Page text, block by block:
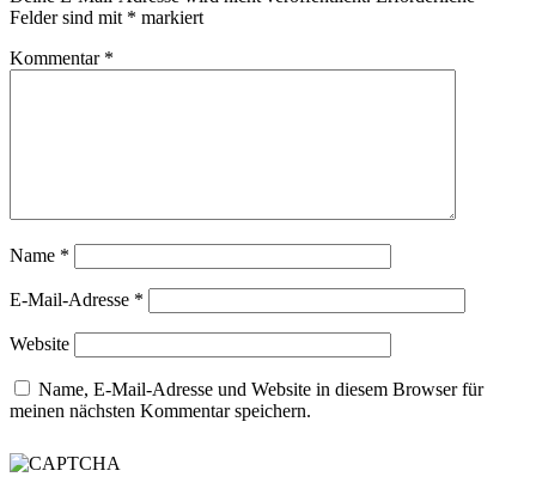
Felder sind mit * markiert
Kommentar *
Name *
E-Mail-Adresse *
Website
Name, E-Mail-Adresse und Website in diesem Browser für
meinen nächsten Kommentar speichern.